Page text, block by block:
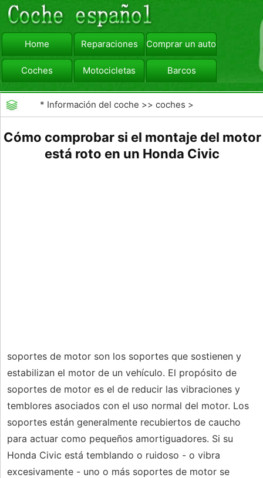
Home Reparaciones Comprar un automóvil
Coches Motocicletas Barcos
viajar Camiones
* Información del coche >>coches >
coches General
Cómo comprobar si el montaje del motor
está roto en un Honda Civic
soportes de motor son los soportes que sostienen y
estabilizan el motor de un vehículo. El propósito de
soportes de motor es el de reducir las vibraciones y
temblores asociados con el uso normal del motor. Los
soportes están generalmente recubiertos de caucho
para actuar como pequeños amortiguadores. Si su
Honda Civic está temblando o ruidoso - o vibra
excesivamente - uno o más soportes de motor se